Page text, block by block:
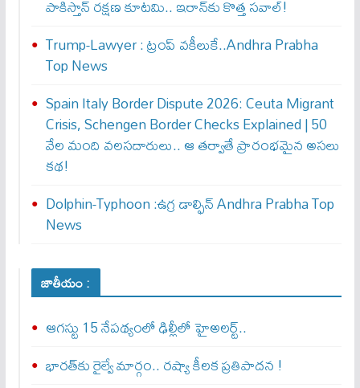
పాకిస్తాన్ రక్షణ కూటమి.. ఇరాన్‌కు కొత్త సవాల్!
Trump-Lawyer : ట్రంప్ వ‌కీలుకే..Andhra Prabha
Top News
Spain Italy Border Dispute 2026: Ceuta Migrant
Crisis, Schengen Border Checks Explained | 50
వేల మంది వలసదారులు.. ఆ తర్వాతే ప్రారంభ‌మైన అసలు
కథ!
Dolphin-Typhoon :ఉగ్ర డాల్ఫిన్ Andhra Prabha Top
News
జాతీయం :
ఆగస్టు 15 నేపథ్యంలో ఢిల్లీలో హైఅలర్ట్..
భారత్‌కు రైల్వే మార్గం.. రష్యా కీలక ప్రతిపాదన !